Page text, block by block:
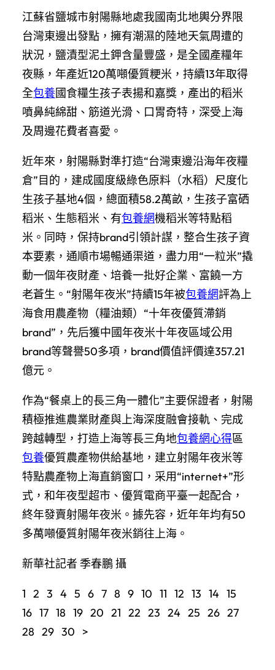
江蘇省鹽城市射陽縣地處我國南北地輿分界限
台灣東邊出發點，擁有潮濕的陸地天氣周遭的
狀況，鹽漬型泥土鉀含量豐盛，是全國產糧年
夜縣，年產近120萬噸優質粳米，持續13年取得
全包養國食糧生孩子表揚和嘉獎，產出的稻米
噴鼻純綿甜、筋道光滑、口胃奇特，深受上海
及周邊花費者喜愛。
近年來，射陽縣對準打造“台灣東邊沿海年夜糧
倉”目的，建成國度級綠色原料（水稻）尺度化
生孩子基地4個，總面積58.2萬畝，生孩子富硒
稻米、生態稻米、有包養網機稻米等特點稻
米。同時，保持brand引領計謀，整合生孩子資
本要素，通順市場暢通渠道，盡力用“一粒米”撬
動一個年夜財產、培養一批好企業、富饒一方
老蒼生。“射陽年夜米”持續15年被包養網評為上
海食用農產物（糧油類）“十年夜優質滯銷
brand”，先后獲中國年夜米十年夜區域公用
brand等聲譽50多項，brand價值評價達357.21
億元。
作為“餐桌上的長三角一體化”主要保證者，射陽
積極推進農業財產與上海深度融會接軌、完成
跨越轉型，打造上海等長三角地包養網心得區
包養優質農產物供給基地，建立射陽年夜米等
特點農產物上海直銷窗口，采用“internet+”形
式，和年夜型超市、優質電商平臺一起配合，
終年發賣射陽年夜米。據先容，近年年均有50
多萬噸優質射陽年夜米銷往上海。
新華社記者 季春鵬 攝
1 2 3 4 5 6 7 8 9 10 11 12 13 14 15
16 17 18 19 20 21 22 23 24 25 26 27
28 29 30 >